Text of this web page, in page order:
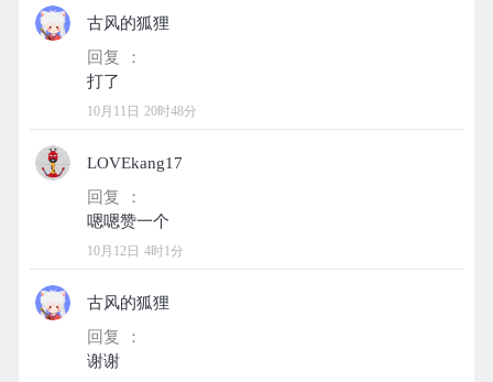
古风的狐狸
回复 ：
10月11日 20时48分
LOVEkang17
回复 ：
10月12日 4时1分
古风的狐狸
回复 ：